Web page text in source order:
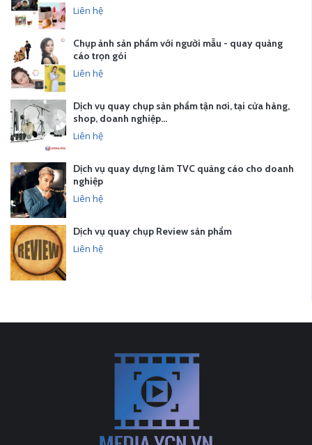
Liên hệ
Chụp ảnh sản phẩm với người mẫu - quay quảng
cáo trọn gói
Liên hệ
Dịch vụ quay chụp sản phẩm tận nơi, tại cửa hàng,
shop, doanh nghiệp…
Liên hệ
Dịch vụ quay dựng làm TVC quảng cáo cho doanh
nghiệp
Liên hệ
Dịch vụ quay chụp Review sản phẩm
Liên hệ